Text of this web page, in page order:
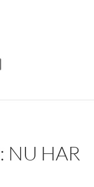
NU HAR